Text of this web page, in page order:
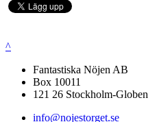
^
Fantastiska Nöjen AB
Box 10011
121 26 Stockholm-Globen
info@nojestorget.se